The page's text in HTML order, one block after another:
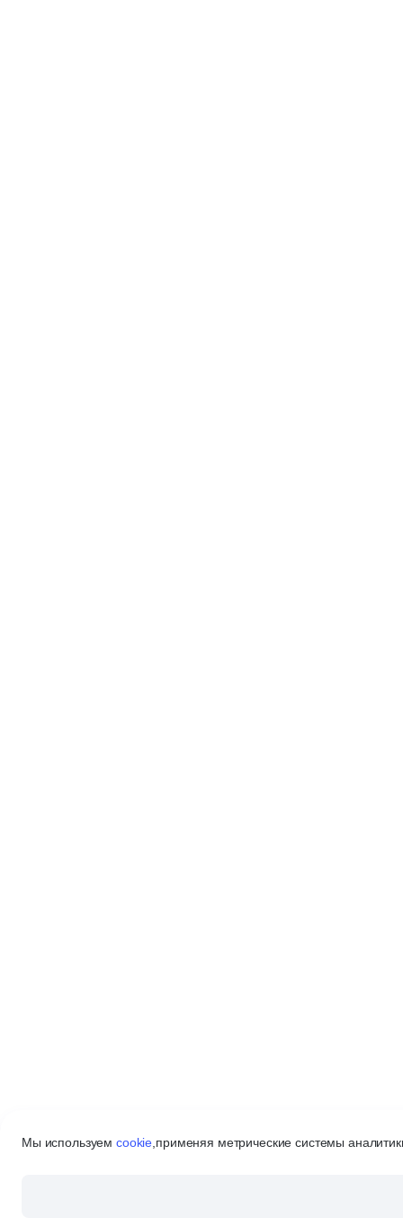
Мы используемcookie применяя метрические системы